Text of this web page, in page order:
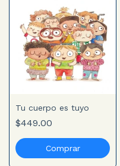
Tu cuerpo es tuyo
$449.00